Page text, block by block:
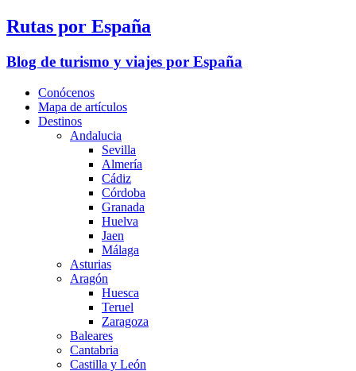
Rutas por España
Blog de turismo y viajes por España
Conócenos
Mapa de artículos
Destinos
Andalucia
Sevilla
Almería
Cádiz
Córdoba
Granada
Huelva
Jaen
Málaga
Asturias
Aragón
Huesca
Teruel
Zaragoza
Baleares
Cantabria
Castilla y León